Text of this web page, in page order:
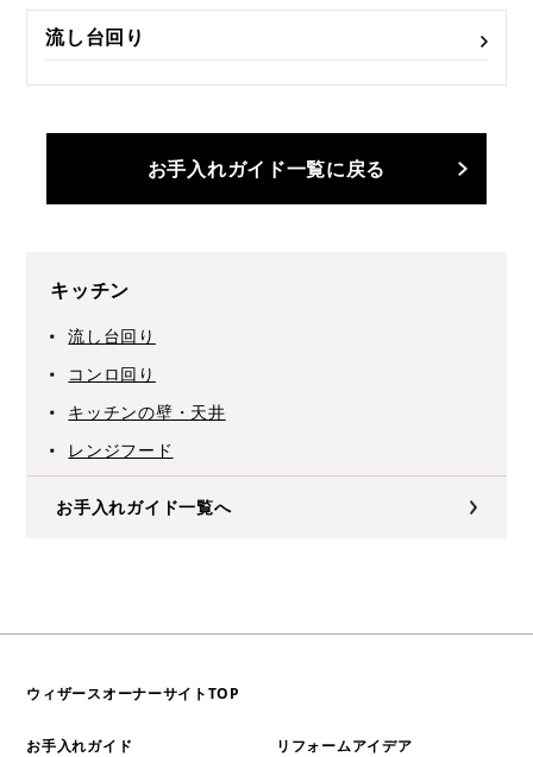
流し台回り
お手入れガイド一覧に戻る
キッチン
流し台回り
コンロ回り
キッチンの壁・天井
レンジフード
お手入れガイド一覧へ
ウィザースオーナーサイトTOP
お手入れガイド リフォームアイデア